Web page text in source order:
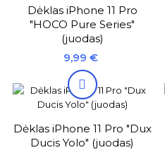
Dėklas iPhone 11 Pro
"HOCO Pure Series"
(juodas)
Kaina
9,99 €

Dėklas iPhone 11 Pro "Dux
Ducis Yolo" (juodas)